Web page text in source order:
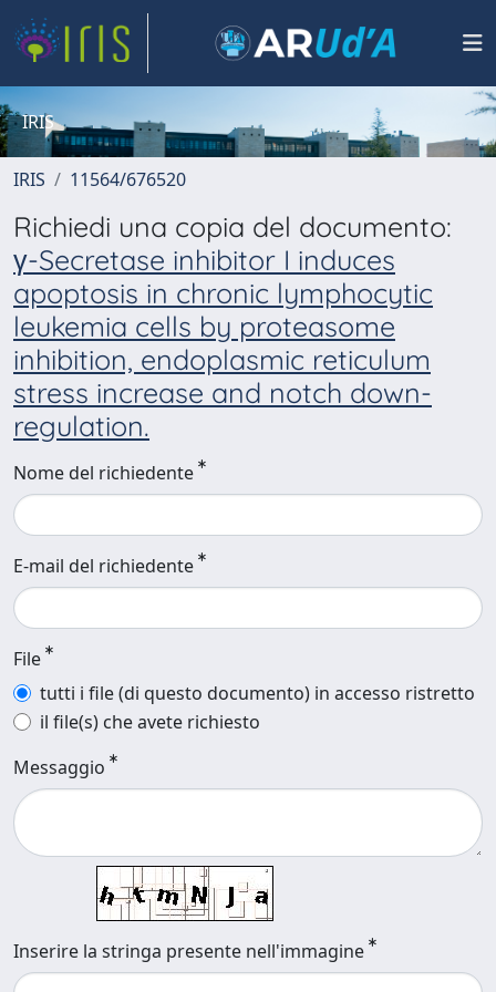
IRIS
IRIS 11564/676520
Richiedi una copia del documento:
γ-Secretase inhibitor I induces
apoptosis in chronic lymphocytic
leukemia cells by proteasome
inhibition, endoplasmic reticulum
stress increase and notch down-
regulation.
Nome del richiedente
E-mail del richiedente
File
tutti i file (di questo documento) in accesso ristretto
il file(s) che avete richiesto
Messaggio
Inserire la stringa presente nell'immagine